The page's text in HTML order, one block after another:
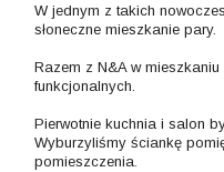
W jednym z takich
słoneczne mieszkanie pary.
Razem z N&A w
funkcjonalnych.
Pierwotnie kuchnia i salon
Wyburzyliśmy ściankę
pomieszczenia.